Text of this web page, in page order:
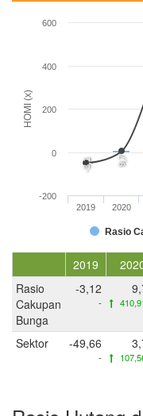
HOMI (x)
-3,1 9,7
Rasio
2019 2020
-200
0
200
400
600
2019
Rasio
Cakupan
Bunga
-3,12
-
Sektor -49,66
-